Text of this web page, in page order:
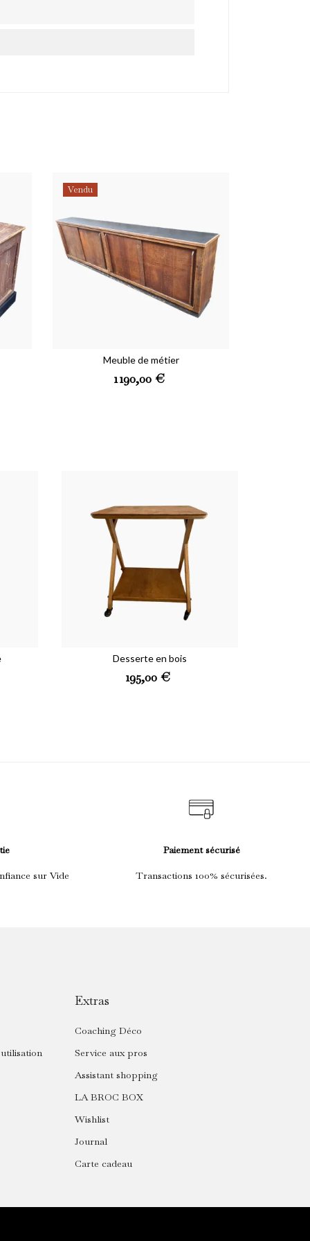
Meuble de métier
Prix
1 190,00 €
Vendu
Desserte en bois
Prix
195,00 €
sur Vide
Paiement sécurisé
Transactions 100% sécurisées.
Extras
Coaching Déco
Service aux pros
Assistant shopping
LA BROC BOX
Wishlist
Journal
Carte cadeau